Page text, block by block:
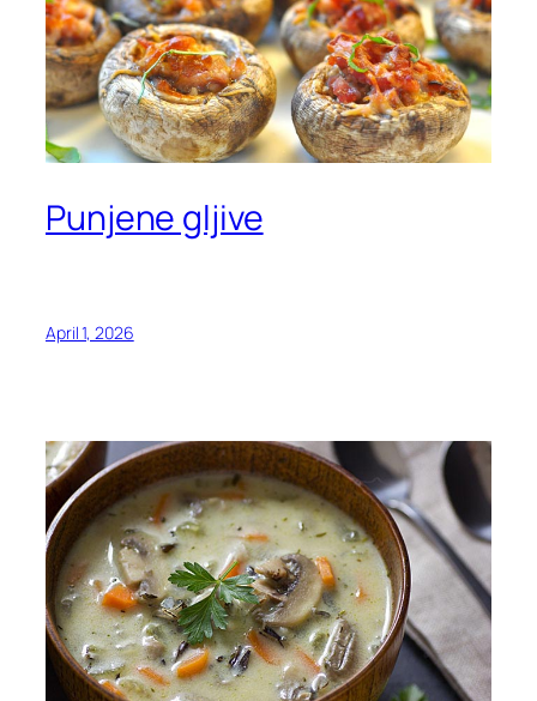
Punjene gljive
April 1, 2026